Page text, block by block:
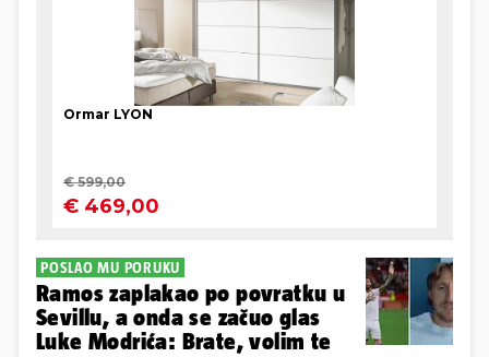
POSLAO MU PORUKU
Ramos zaplakao po povratku u
Sevillu, a onda se začuo glas
Luke Modrića: Brate, volim te